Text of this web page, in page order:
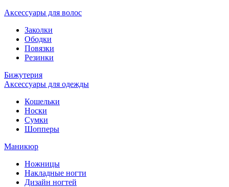
Аксессуары для волос
Заколки
Ободки
Повязки
Резинки
Бижутерия
Аксессуары для одежды
Кошельки
Носки
Сумки
Шопперы
Маникюр
Ножницы
Накладные ногти
Дизайн ногтей